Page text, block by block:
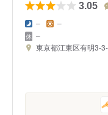
3.05
– –
–
東京都江東区有明3-